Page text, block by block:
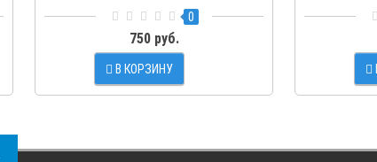
0
750 руб.
В КОРЗИНУ